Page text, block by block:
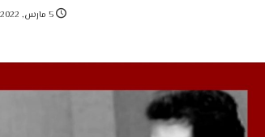
5 مارس, 2022